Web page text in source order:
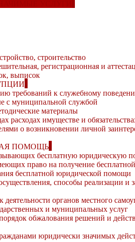
строительство
регистрационная и
выписок
требований к служебному
с муниципальной службой
материалы
расходах имуществе и
о возникновении личной
ПОМОЩЬ
бесплатную юридическую
право на получение
бесплатной юридической помощи
способы реализации и
деятельности органов местного
и муниципальных услуг
обжалования решений и
юридически значимых